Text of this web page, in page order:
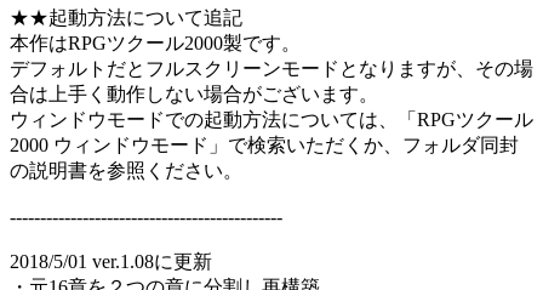
★★起動方法について追記
本作はRPGツクール2000製です。
デフォルトだとフルスクリーンモードとなりますが、その場
合は上手く動作しない場合がございます。
ウィンドウモードでの起動方法については、「RPGツクール
2000 ウィンドウモード」で検索いただくか、フォルダ同封
の説明書を参照ください。
---------------------------------------------
2018/5/01 ver.1.08に更新